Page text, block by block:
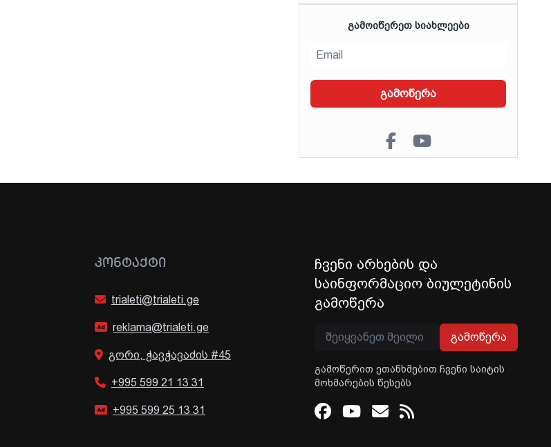
ᲒᲐᲛᲝᲘᲬᲔᲠᲔᲗ ᲡᲘᲐᲮᲚᲔᲔᲑᲘ
გამოწერა
ᲙᲝᲜᲢᲐᲥᲢᲘ
trialeti@trialeti.ge
reklama@trialeti.ge
გორი, ჭავჭავაძის #45
+995 599 21 13 31
+995 599 25 13 31
ჩვენი არხების და
საინფორმაციო ბიულეტინის
გამოწერა
გამოწერა
გამოწერით ეთანხმებით ჩვენი საიტის
მოხმარების წესებს
Facebook
Youtube
Email
RSS